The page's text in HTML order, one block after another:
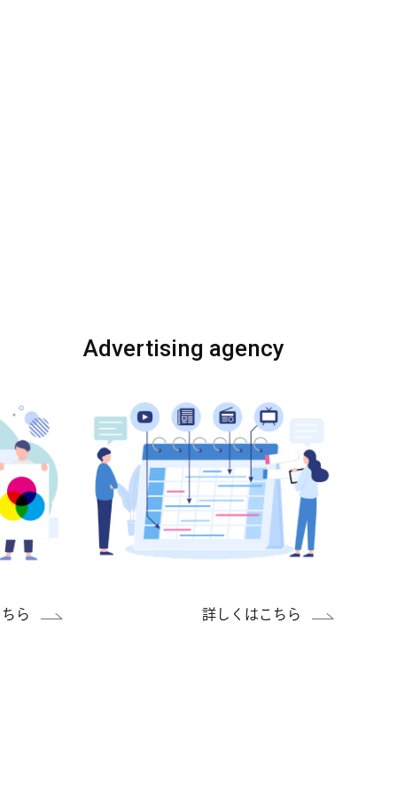
ら
Advertising agency
詳しくはこちら